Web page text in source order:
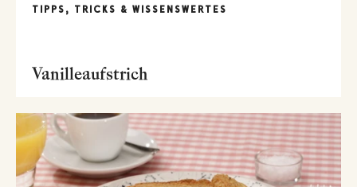
TIPPS, TRICKS & WISSENSWERTES
Vanilleaufstrich